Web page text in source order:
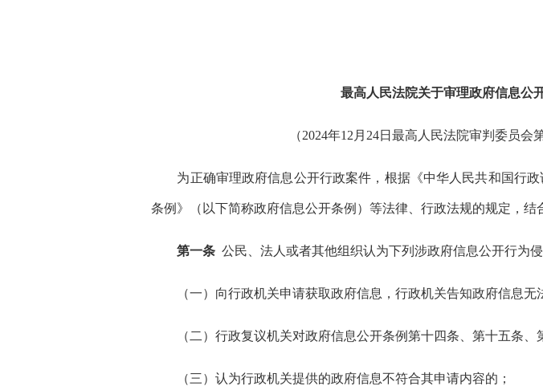
最高人民法院关于审理政府信息公
（2024年12月24日最高人民法院审判委员会
为正确审理政府信息公开行政案件，根据《中华人民共和国行政
条例》（以下简称政府信息公开条例）等法律、行政法规的规定，结
第一条 公民、法人或者其他组织认为下列涉政府信息公开行为
（一）向行政机关申请获取政府信息，行政机关告知政府信息无
（二）行政复议机关对政府信息公开条例第十四条、第十五条、
（三）认为行政机关提供的政府信息不符合其申请内容的；